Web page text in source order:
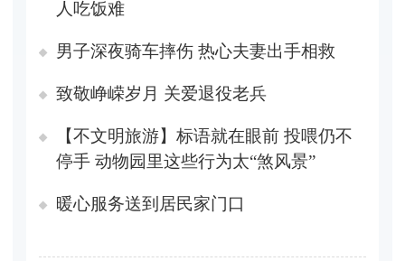
人吃饭难
男子深夜骑车摔伤 热心夫妻出手相救
致敬峥嵘岁月 关爱退役老兵
【不文明旅游】标语就在眼前 投喂仍不
停手 动物园里这些行为太“煞风景”
暖心服务送到居民家门口